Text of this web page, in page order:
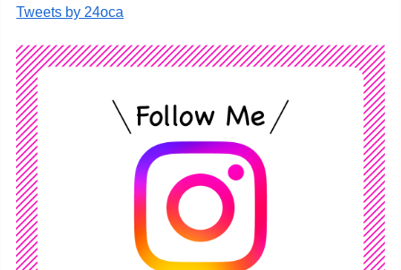
Tweets by 24oca